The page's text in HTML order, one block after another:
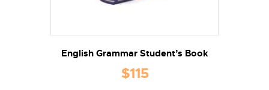
English Grammar Student’s Book
$115